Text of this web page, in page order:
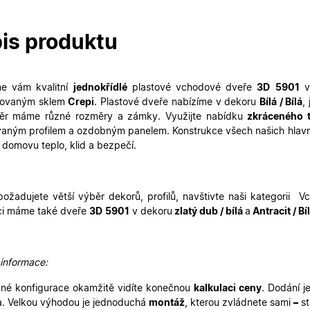
produktu
vám kvalitní jednokřídléplastové vchodové dveře3D 5901
sklemCrepi. Plastové dveře nabízíme v dekoru Bílá / Bílá,
máme různé rozměry a zámky. Využijte nabídkuzkráceného
profilem a ozdobným panelem. Konstrukce všech našich
domovu teplo, klid a bezpečí.
větší výběr dekorů, profilů, navštivte naši kategorii
máme také dveře 3D 5901 v dekoru zlatý dub / bílá a Antracit /
konfigurace okamžitě vidíte konečnou kalkulaci ceny. Dodání
Velkou výhodou je jednoduchá montáž, kterou zvládnete sami –
týden
Cloudflare Inc.
sekund
CookieScript
.oknadverenamiru.cz
5
měsíců
4
týdny
Tento soubor cookie používá služba Cookie-
zapamatování předvoleb souhlasu se soubory
Je nutné, aby banner cookie Cookie-
.oknadverenamiru.cz 1 měsíc
zákaznické skupiny pro zobrazení správných
.oknadverenamiru.cz
1 měsíc
Tento soubor cookie se používá k uložení
Poskytovatel/
Poskytovatel/Doména Vyprší Popis
Zásadách ochrany osobních údajů společnosti Google